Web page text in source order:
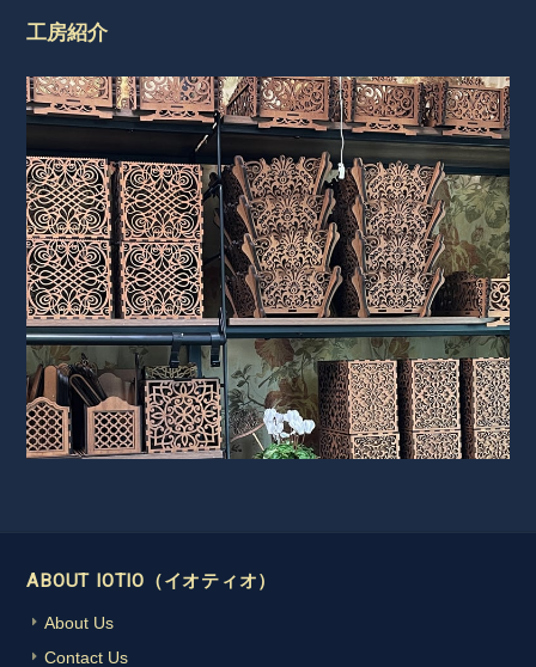
工房紹介
ABOUT IOTIO（イオティオ）
About Us
Contact Us